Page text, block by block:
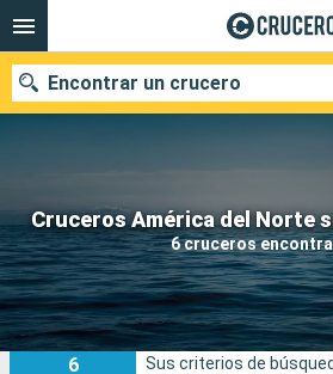
Cruceros América del Norte
6 cruceros
Encontrar un crucero
Nuestros destinos
Fecha de salida
Puertos
6
Sus criterios de